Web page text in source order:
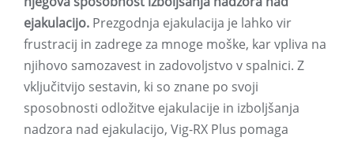
ejakulacijo. Prezgodnja ejakulacija je lahko vir
frustracij in zadrege za mnoge moške, kar vpliva na
njihovo samozavest in zadovoljstvo v spalnici. Z
vključitvijo sestavin, ki so znane po svoji
sposobnosti odložitve ejakulacije in izboljšanja
nadzora nad ejakulacijo, Vig-RX Plus pomaga